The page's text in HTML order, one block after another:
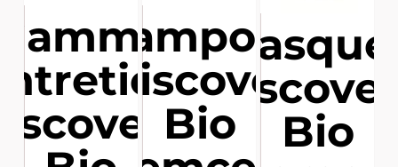
Shampoing
- Discovery
Bio
Bio